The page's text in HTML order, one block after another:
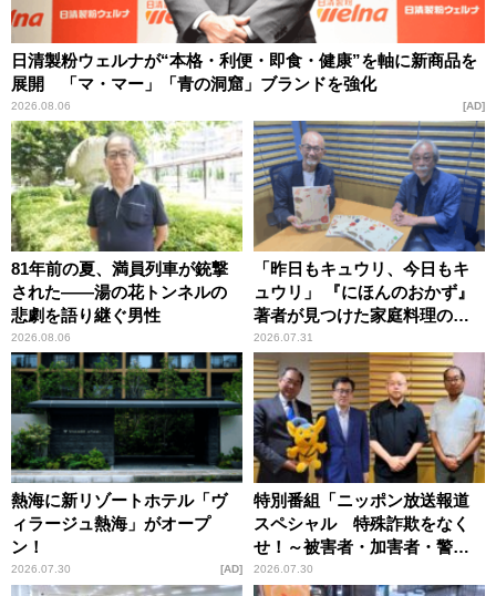
日清製粉ウェルナが“本格・利便・即食・健康”を軸に新商品を
展開 「マ・マー」「青の洞窟」ブランドを強化
2026.08.06 AD
81年前の夏、満員列車が銃撃
された――湯の花トンネルの
悲劇を語り継ぐ男性
2026.08.06
「昨日もキュウリ、今日もキ
ュウリ」 『にほんのおかず』
著者が見つけた家庭料理の知
恵
2026.07.31
熱海に新リゾートホテル「ヴ
ィラージュ熱海」がオープ
ン！
2026.07.30 AD
特別番組「ニッポン放送報道
スペシャル 特殊詐欺をなく
せ！～被害者・加害者・警視
庁が語るトクリュウの実態
2026.07.30